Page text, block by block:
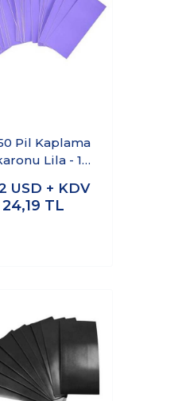
Pil Kaplama
Lila - 10
USD + KDV
24,19 TL